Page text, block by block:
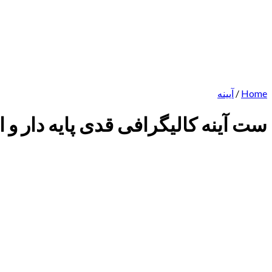
Home
/ آیینه
ست آینه کالیگرافی قدی پایه دار و